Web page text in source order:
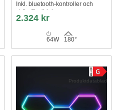
Inkl. bluetooth-kontroller och
strömförsörjning
2.324 kr
64W 180°
Produktdatablad